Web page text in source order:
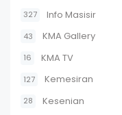
327 Info Masisir
43 KMA Gallery
16 KMA TV
127 Kemesiran
28 Kesenian